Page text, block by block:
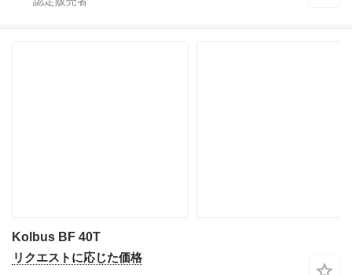
Kolbus BF 40T
リクエストに応じた価格